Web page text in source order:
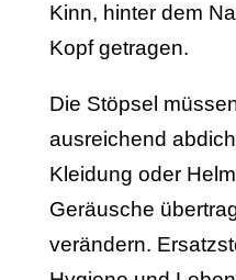
Kinn, hinter dem
Kopf getragen.
Die Stöpsel
ausreichend
Kleidung oder
Geräusche
verändern.